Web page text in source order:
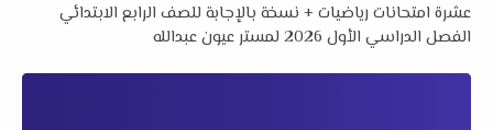
عشرة امتحانات رياضيات + نسخة بالإجابة للصف الرابع الابتدائي
الفصل الدراسي الأول 2026 لمستر عيون عبدالله